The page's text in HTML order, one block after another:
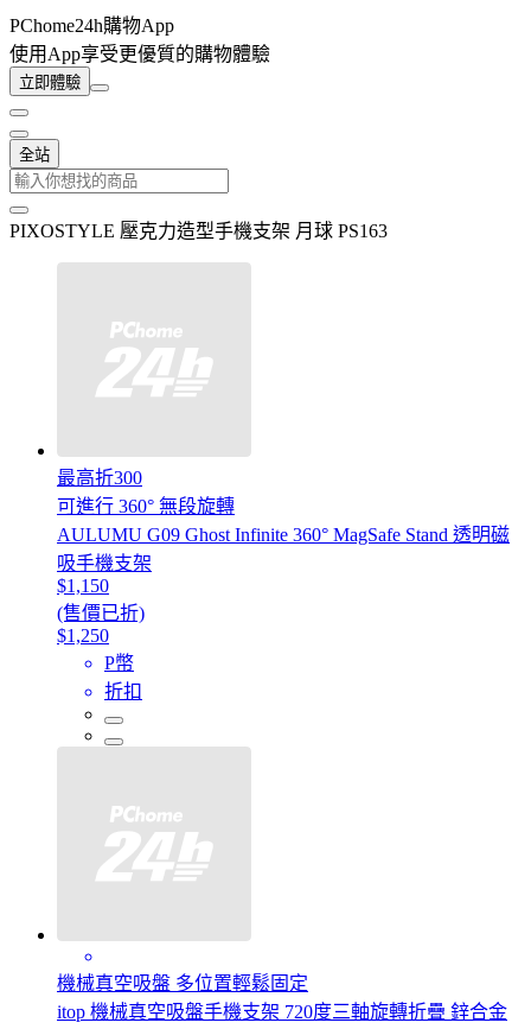
PChome24h購物App
使用App享受更優質的購物體驗
立即體驗
全站
PIXOSTYLE 壓克力造型手機支架 月球 PS163
最高折300
可進行 360° 無段旋轉
AULUMU G09 Ghost Infinite 360° MagSafe Stand 透明磁
吸手機支架
$1,150
(售價已折)
$1,250
P幣
折扣
機械真空吸盤 多位置輕鬆固定
itop 機械真空吸盤手機支架 720度三軸旋轉折疊 鋅合金